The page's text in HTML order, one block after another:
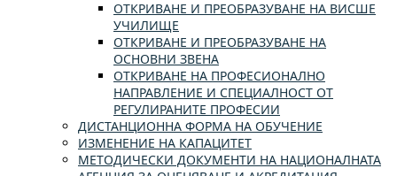
ОТКРИВАНЕ И ПРЕОБРАЗУВАНЕ НА ВИСШЕ
УЧИЛИЩЕ
ОТКРИВАНЕ И ПРЕОБРАЗУВАНЕ НА
ОСНОВНИ ЗВЕНА
ОТКРИВАНЕ НА ПРОФЕСИОНАЛНО
НАПРАВЛЕНИЕ И СПЕЦИАЛНОСТ ОТ
РЕГУЛИРАНИТЕ ПРОФЕСИИ
ДИСТАНЦИОННА ФОРМА НА ОБУЧЕНИЕ
ИЗМЕНЕНИЕ НА КАПАЦИТЕТ
МЕТОДИЧЕСКИ ДОКУМЕНТИ НА НАЦИОНАЛНАТА